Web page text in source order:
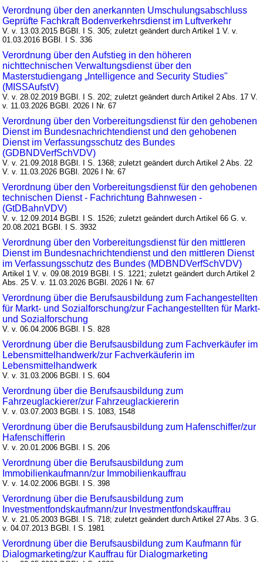
Verordnung über den anerkannten Umschulungsabschluss
Geprüfte Fachkraft Bodenverkehrsdienst im Luftverkehr
V. v. 13.03.2015 BGBl. I S. 305; zuletzt geändert durch Artikel 1 V. v.
01.03.2016 BGBl. I S. 336
Verordnung über den Aufstieg in den höheren
nichttechnischen Verwaltungsdienst über den
Masterstudiengang „Intelligence and Security Studies"
(MISSAufstV)
V. v. 28.02.2019 BGBl. I S. 202; zuletzt geändert durch Artikel 2 Abs. 17 V.
v. 11.03.2026 BGBl. 2026 I Nr. 67
Verordnung über den Vorbereitungsdienst für den gehobenen
Dienst im Bundesnachrichtendienst und den gehobenen
Dienst im Verfassungsschutz des Bundes
(GDBNDVerfSchVDV)
V. v. 21.09.2018 BGBl. I S. 1368; zuletzt geändert durch Artikel 2 Abs. 22
V. v. 11.03.2026 BGBl. 2026 I Nr. 67
Verordnung über den Vorbereitungsdienst für den gehobenen
technischen Dienst - Fachrichtung Bahnwesen -
(GtDBahnVDV)
V. v. 12.09.2014 BGBl. I S. 1526; zuletzt geändert durch Artikel 66 G. v.
20.08.2021 BGBl. I S. 3932
Verordnung über den Vorbereitungsdienst für den mittleren
Dienst im Bundesnachrichtendienst und den mittleren Dienst
im Verfassungsschutz des Bundes (MDBNDVerfSchVDV)
Artikel 1 V. v. 09.08.2019 BGBl. I S. 1221; zuletzt geändert durch Artikel 2
Abs. 25 V. v. 11.03.2026 BGBl. 2026 I Nr. 67
Verordnung über die Berufsausbildung zum Fachangestellten
für Markt- und Sozialforschung/zur Fachangestellten für Markt-
und Sozialforschung
V. v. 06.04.2006 BGBl. I S. 828
Verordnung über die Berufsausbildung zum Fachverkäufer im
Lebensmittelhandwerk/zur Fachverkäuferin im
Lebensmittelhandwerk
V. v. 31.03.2006 BGBl. I S. 604
Verordnung über die Berufsausbildung zum
Fahrzeuglackierer/zur Fahrzeuglackiererin
V. v. 03.07.2003 BGBl. I S. 1083, 1548
Verordnung über die Berufsausbildung zum Hafenschiffer/zur
Hafenschifferin
V. v. 20.01.2006 BGBl. I S. 206
Verordnung über die Berufsausbildung zum
Immobilienkaufmann/zur Immobilienkauffrau
V. v. 14.02.2006 BGBl. I S. 398
Verordnung über die Berufsausbildung zum
Investmentfondskaufmann/zur Investmentfondskauffrau
V. v. 21.05.2003 BGBl. I S. 718; zuletzt geändert durch Artikel 27 Abs. 3 G.
v. 04.07.2013 BGBl. I S. 1981
Verordnung über die Berufsausbildung zum Kaufmann für
Dialogmarketing/zur Kauffrau für Dialogmarketing